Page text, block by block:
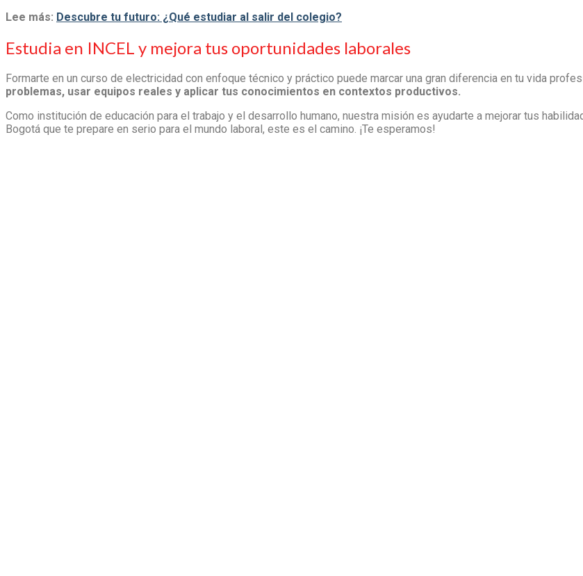
Lee más: Descubre tu futuro: ¿Qué estudiar al salir del colegio?
Estudia en INCEL y mejora tus oportunidades laborales
Formarte en un curso de electricidad con enfoque técnico y práctico puede marcar una gran diferencia en tu vida
problemas, usar equipos reales y aplicar tus conocimientos en contextos productivos.
Como institución de educación para el trabajo y el desarrollo humano, nuestra misión es ayudarte a mejorar tus
Bogotá que te prepare en serio para el mundo laboral, este es el camino. ¡Te esperamos!